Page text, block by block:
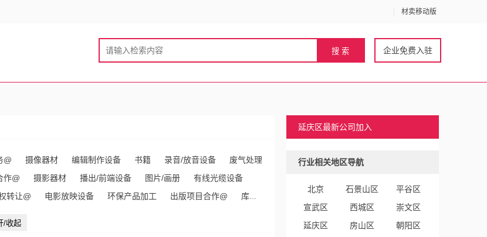
材卖移动版
企业免费入驻
@ 摄像器材 编辑制作设备 书籍 录音/放音设备
废气处理
作@ 摄影器材 播出/前端设备 图片/画册
有线光缆设备
转让@ 电影放映设备 环保产品加工 出版项目合作@
库存
/收起
延庆区最新公司加入
行业相关地区导航
北京 石景山区
平谷区
宣武区
西城区
崇文区
延庆区
房山区
朝阳区